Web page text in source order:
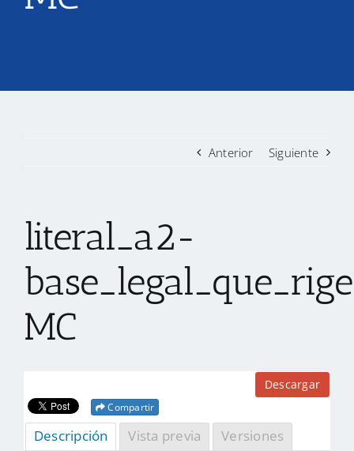
CONVOCATORIAS PRECALIFICACIÓN
Anterior Siguiente
literal_a2-
MC
Descargar
Compartir
Descripción Vista previa Versiones